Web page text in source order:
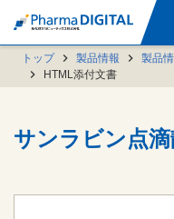
トップ 製品情報 製品
HTML添付文書
サンラビン点